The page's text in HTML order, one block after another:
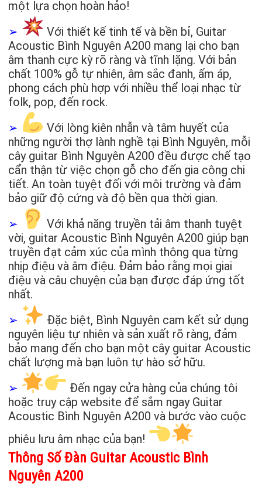
một lựa chọn hoàn hảo!
➢
Với thiết kế tinh tế và bền bỉ, Guitar
Acoustic Bình Nguyên A200 mang lại cho bạn
âm thanh cực kỳ rõ ràng và tĩnh lặng. Với bản
chất 100% gỗ tự nhiên, âm sắc đanh, ấm áp,
phong cách phù hợp với nhiều thể loại nhạc từ
folk, pop, đến rock.
➢
Với lòng kiên nhẫn và tâm huyết của
những người thợ lành nghề tại Bình Nguyên, mỗi
cây guitar Bình Nguyên A200 đều được chế tạo
cẩn thận từ việc chọn gỗ cho đến gia công chi
tiết. An toàn tuyệt đối với môi trường và đảm
bảo giữ độ cứng và độ bền qua thời gian.
➢
Với khả năng truyền tải âm thanh tuyệt
vời, guitar Acoustic Bình Nguyên A200 giúp bạn
truyền đạt cảm xúc của mình thông qua từng
nhịp điệu và âm điệu. Đảm bảo rằng mọi giai
điệu và câu chuyện của bạn được đáp ứng tốt
nhất.
➢
Đặc biệt, Bình Nguyên cam kết sử dụng
nguyên liệu tự nhiên và sản xuất rõ ràng, đảm
bảo mang đến cho bạn một cây guitar Acoustic
chất lượng mà bạn luôn tự hào sở hữu.
➢
Đến ngay cửa hàng của chúng tôi
hoặc truy cập website để sắm ngay Guitar
Acoustic Bình Nguyên A200 và bước vào cuộc
phiêu lưu âm nhạc của bạn!
Thông Số Đàn Guitar Acoustic Bình
Nguyên A200